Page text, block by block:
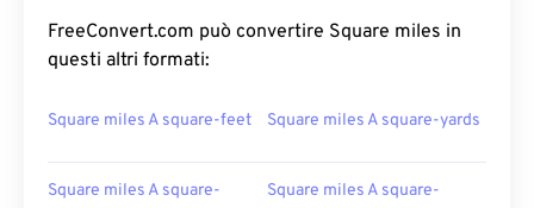
FreeConvert.com può convertire Square miles in
questi altri formati:
Square miles A square-feet Square miles A square-yards
Square miles A square-
Square miles A square-